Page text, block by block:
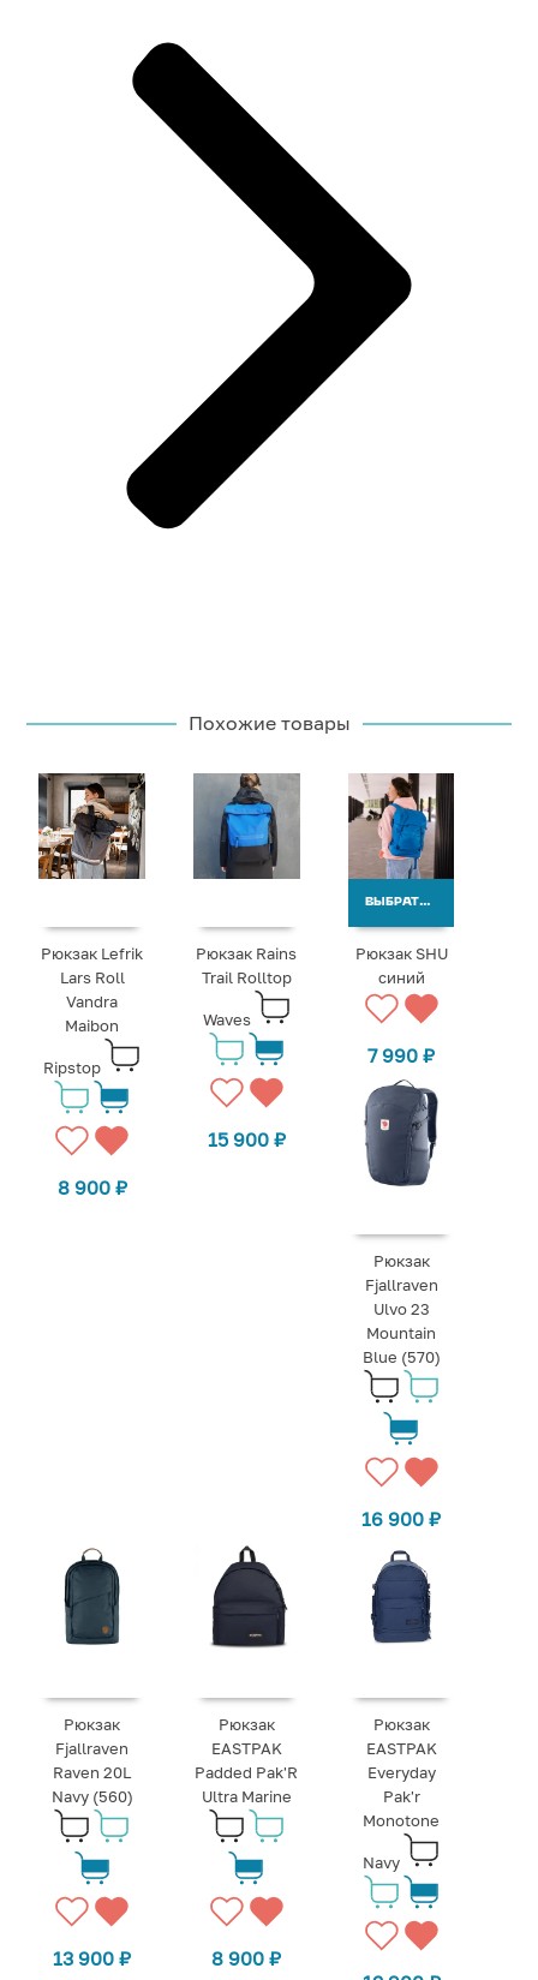
Похожие товары
Рюкзак Lefrik
Lars Roll
Vandra
Maibon
Ripstop
8 900 ₽
Рюкзак Rains
Trail Rolltop
Waves
15 900 ₽
ВЫБРАТЬ ВАРИАНТЫ
Рюкзак SHU
синий
7 990₽
Рюкзак
Fjallraven
Ulvo 23
Mountain
Blue (570)
16 900₽
Рюкзак
Fjallraven
Raven 20L
Navy (560)
13 900₽
Рюкзак
EASTPAK
Padded Pak'R
Ultra Marine
8 900₽
Рюкзак
EASTPAK
Everyday
Pak'r
Monotone
Navy